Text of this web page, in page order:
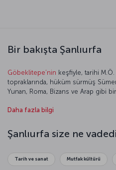
Bir bakışta Şanlıurfa
Göbeklitepe’nin keşfiyle, tarihi M.Ö.
topraklarında, hüküm sürmüş
Yunan, Roma, Bizans ve Arap gibi
günümüz yaşantısı da çok kültürlü
kalarak uyum içinde sergiledikleri
hissediliyor. Kentin sizi şaşırtacak
tadına varmadan bu topraklardan
Daha fazla bilgi
Şanlıurfa size ne
Tarih ve sanat Mutfak kültürü